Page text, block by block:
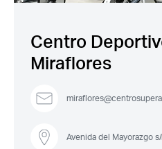
Recuerda mis claves
Centro
Miraflores
Avenida del Mayorazgo